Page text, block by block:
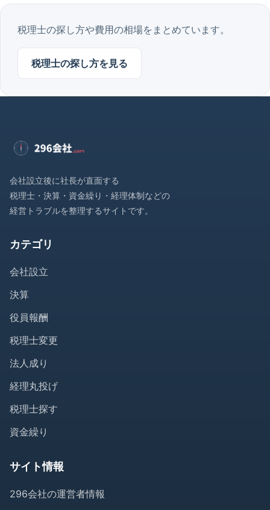
税理士の探し方や費用の相場をまとめています。
税理士の探し方を見る
会社設立後に社長が直面する
税理士・決算・資金繰り・経理体制などの
経営トラブルを整理するサイトです。
カテゴリ
会社設立
決算
役員報酬
税理士変更
法人成り
経理丸投げ
税理士探す
資金繰り
サイト情報
296会社の運営者情報